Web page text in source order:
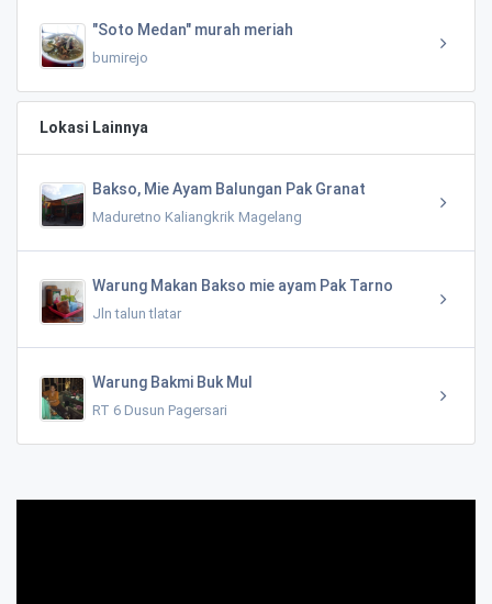
"Soto Medan" murah meriah
bumirejo
Lokasi Lainnya
Bakso, Mie Ayam Balungan Pak Granat
Maduretno Kaliangkrik Magelang
Warung Makan Bakso mie ayam Pak Tarno
Jln talun tlatar
Warung Bakmi Buk Mul
RT 6 Dusun Pagersari